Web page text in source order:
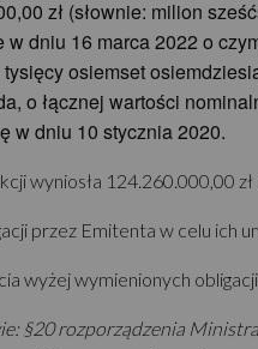
zł (słownie: milion
dniu 16 marca 2022 o
osiemset
o łącznej wartości
w dniu 10 stycznia 2020.
wyniosła 124.260.000,00
przez Emitenta w celu ich
wyżej wymienionych
§20 rozporządzenia